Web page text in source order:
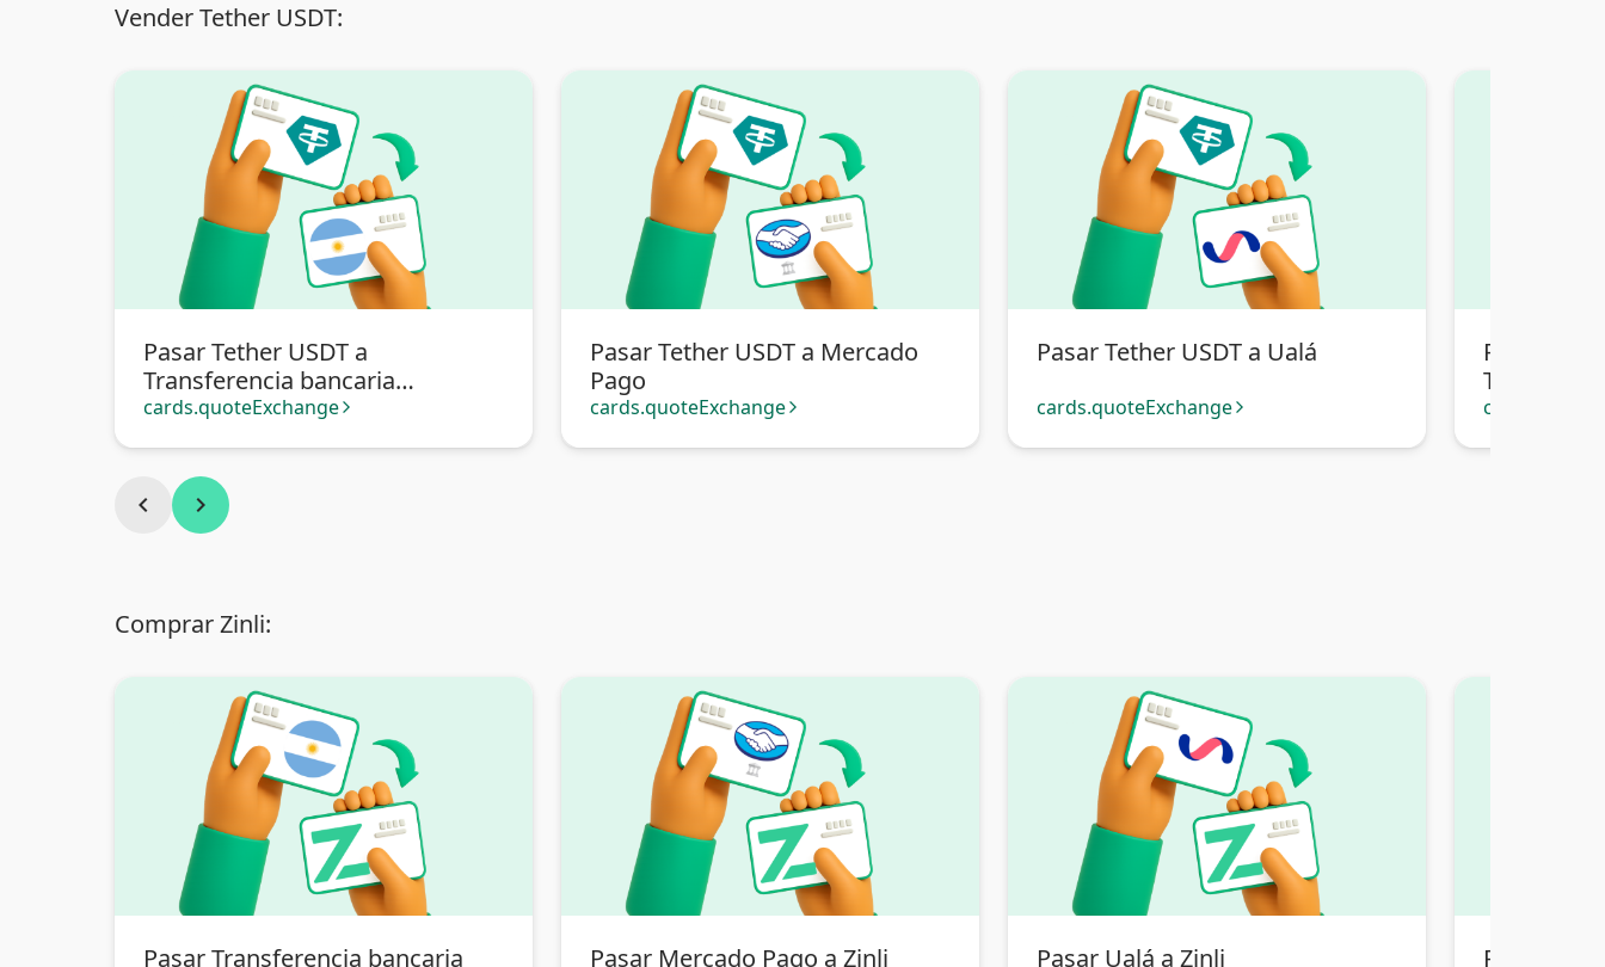
Vender Tether USDT:
Pasar Tether USDT a
Transferencia bancaria
Argentina
cards.quoteExchange arrow_forward_ios
Pasar Tether USDT a Mercado
Pago
cards.quoteExchange arrow_forward_ios
Pasar Tether USDT a Ualá
cards.quoteExchange arrow_forward_ios
Pasar
chevron_left chevron_right
Comprar Zinli:
Pasar Transferencia bancaria Pasar Mercado Pago a Zinli Pasar Ualá a Zinli Pasar